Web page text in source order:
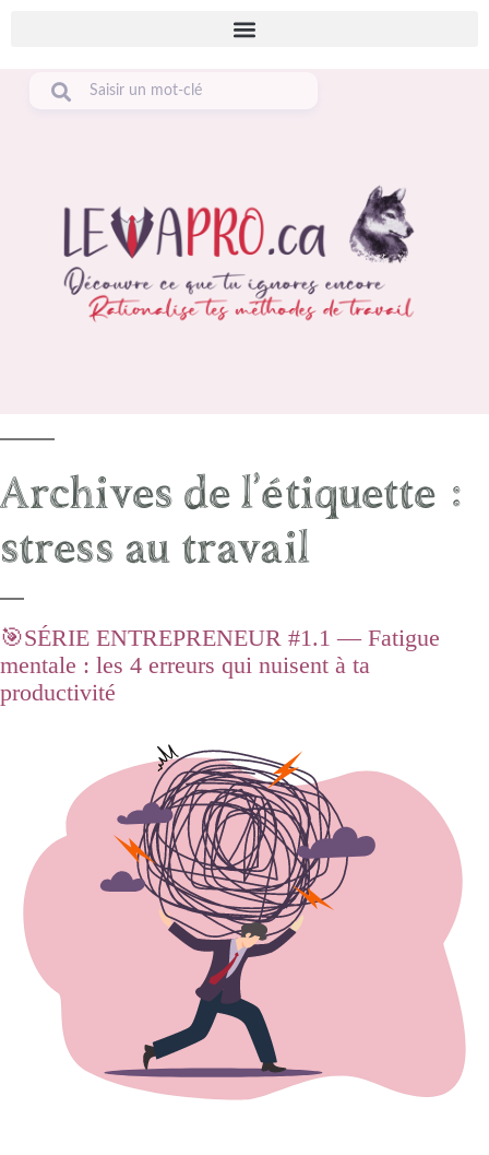
Archives de l’étiquette :
stress au travail
🎯SÉRIE ENTREPRENEUR #1.1 — Fatigue
mentale : les 4 erreurs qui nuisent à ta
productivité